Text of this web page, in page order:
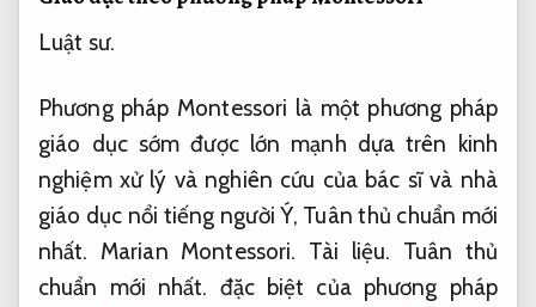
Luật sư.
Phương pháp Montessori là một phương pháp
giáo dục sớm được lớn mạnh dựa trên kinh
nghiệm xử lý và nghiên cứu của bác sĩ và nhà
giáo dục nổi tiếng người Ý, Tuân thủ chuẩn mới
nhất. Marian Montessori. Tài liệu. Tuân thủ
chuẩn mới nhất. đặc biệt của phương pháp